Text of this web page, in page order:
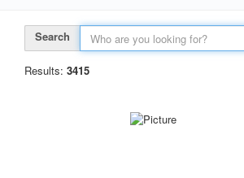
Search
Results: 3415